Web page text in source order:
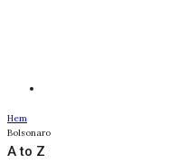
Hem
Bolsonaro
A to Z